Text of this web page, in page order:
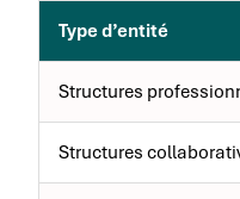
Type d’entité
Structures
Structures